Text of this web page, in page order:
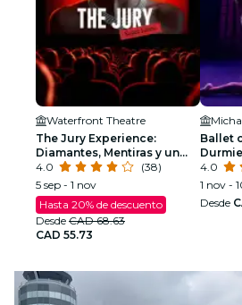
Waterfront Theatre
The Jury Experience:
Diamantes, Mentiras y un
Hombre Muerto
4.0
(38)
5 sep - 1 nov
Hasta 20% de descuento
Desde CAD 68.63
CAD 55.73
Ballet
4.0
1 nov -
Desde